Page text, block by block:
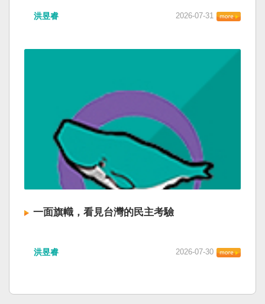
洪昱睿 2026-07-31
一面旗幟，看見台灣的民主考驗
洪昱睿 2026-07-30